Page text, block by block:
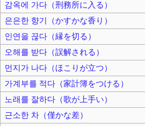
감옥에 가다（刑務所に入る）
은은한 향기（かすかな香り）
인연을 끊다（縁を切る）
오해를 받다（誤解される）
먼지가 나다（ほこりが立つ）
가계부를 적다（家計簿をつける）
노래를 잘하다（歌が上手い）
근소한 차（僅かな差）